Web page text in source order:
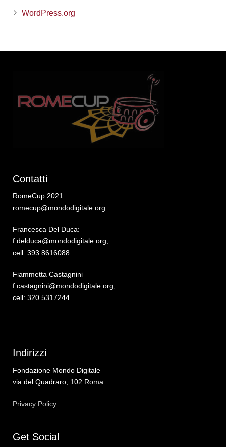
WordPress.org
Contatti
RomeCup 2021
romecup@mondodigitale.org
Francesca Del Duca:
f.delduca@mondodigitale.org,
cell: 393 8616088
Fiammetta Castagnini
f.castagnini@mondodigitale.org,
cell: 320 5317244
Indirizzi
Fondazione Mondo Digitale
via del Quadraro, 102 Roma
Privacy Policy
Get Social